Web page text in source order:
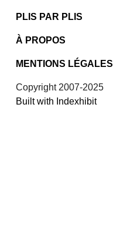
PLIS PAR PLIS
À PROPOS
MENTIONS LÉGALES
Copyright 2007-2025
Built with Indexhibit